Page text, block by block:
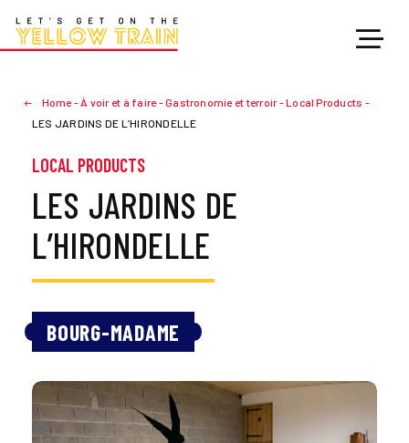
Home-À voir et à faire-Gastronomie et terroir-Local Products -
LES JARDINS DE L’HIRONDELLE
LOCAL PRODUCTS
LES JARDINS DE
L’HIRONDELLE
BOURG-MADAME